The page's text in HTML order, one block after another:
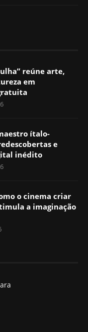
reúne arte,
em
ítalo-
e
inédito
o cinema criar
a imaginação